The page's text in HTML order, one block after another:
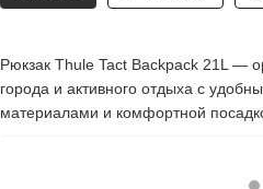
Рюкзак Thule Tact Backpack 21L —
города и активного отдыха с
материалами и комфортной